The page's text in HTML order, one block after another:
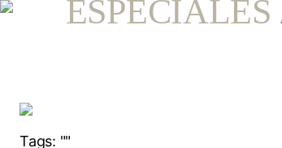
ESPECIALES
Tags: ""